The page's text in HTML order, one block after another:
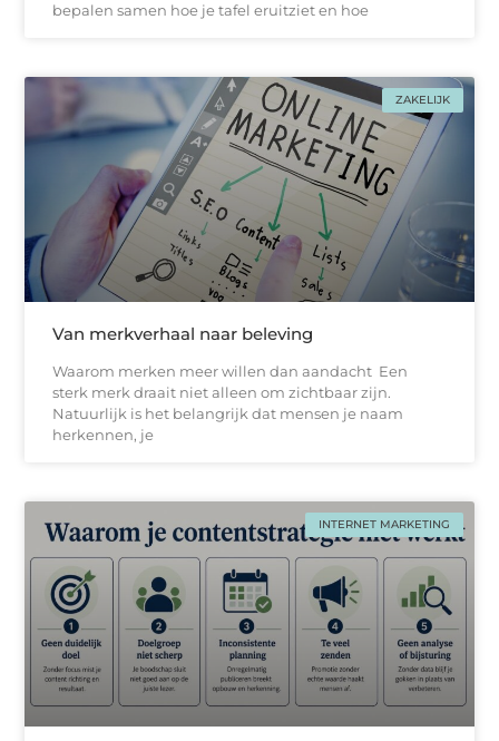
bepalen samen hoe je tafel eruitziet en hoe
ZAKELIJK
Van merkverhaal naar beleving
Waarom merken meer willen dan aandacht Een
sterk merk draait niet alleen om zichtbaar zijn.
Natuurlijk is het belangrijk dat mensen je naam
herkennen, je
INTERNET MARKETING